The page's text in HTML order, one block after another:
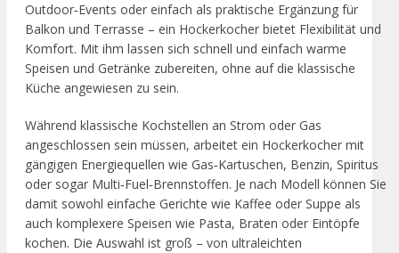
Outdoor‑Events oder einfach als praktische Ergänzung für
Balkon und Terrasse – ein Hockerkocher bietet Flexibilität und
Komfort. Mit ihm lassen sich schnell und einfach warme
Speisen und Getränke zubereiten, ohne auf die klassische
Küche angewiesen zu sein.
Während klassische Kochstellen an Strom oder Gas
angeschlossen sein müssen, arbeitet ein Hockerkocher mit
gängigen Energiequellen wie Gas‑Kartuschen, Benzin, Spiritus
oder sogar Multi‑Fuel‑Brennstoffen. Je nach Modell können Sie
damit sowohl einfache Gerichte wie Kaffee oder Suppe als
auch komplexere Speisen wie Pasta, Braten oder Eintöpfe
kochen. Die Auswahl ist groß – von ultraleichten